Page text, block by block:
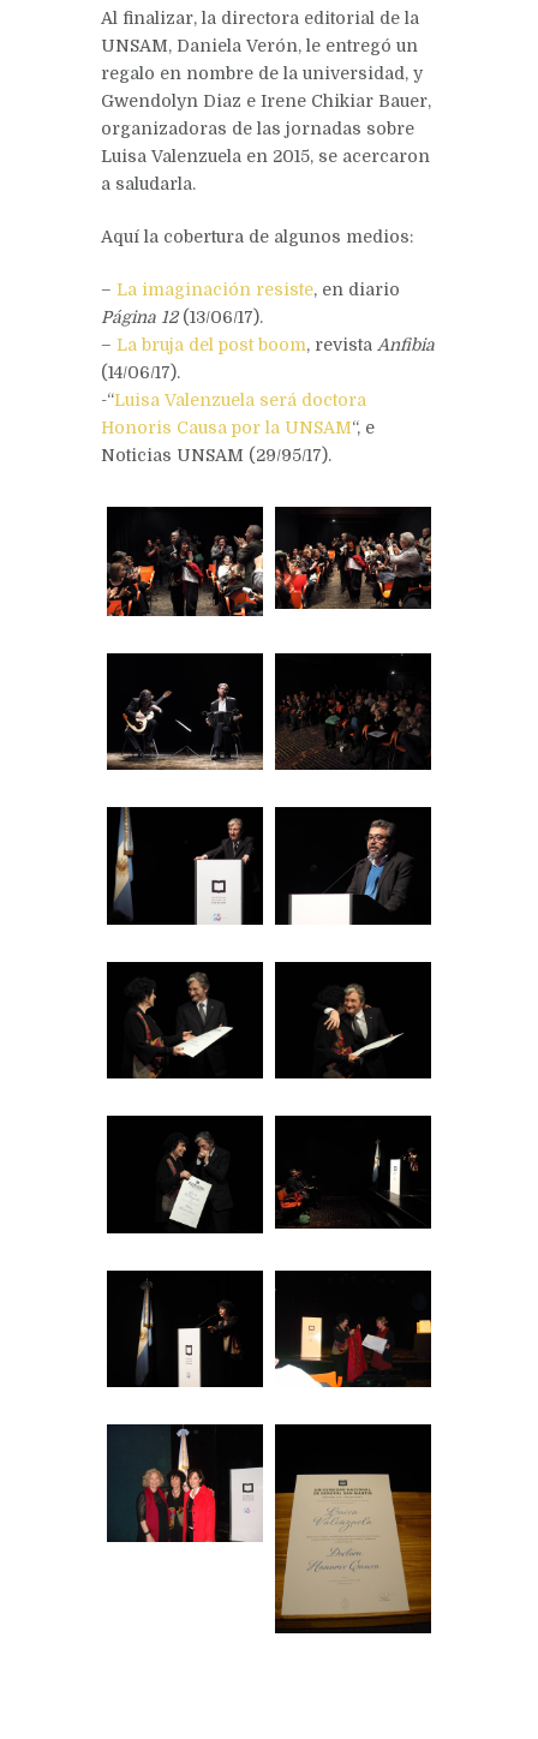
Al finalizar, la directora editorial de la
UNSAM, Daniela Verón, le entregó un
regalo en nombre de la universidad, y
Gwendolyn Diaz e Irene Chikiar Bauer,
organizadoras de las jornadas sobre
Luisa Valenzuela en 2015, se acercaron
a saludarla.
Aquí la cobertura de algunos medios:
– La imaginación resiste, en diario
Página 12(13/06/17).
– La bruja del post boom, revista Anfibia
(14/06/17).
-“Luisa Valenzuela será doctora
Honoris Causa por la UNSAM“, e
Noticias UNSAM (29/95/17).